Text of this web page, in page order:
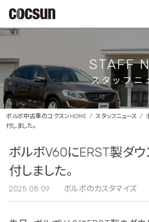
STAFF
スタッフニ
ボルボ中古車のコクスンHOME スタッフニュース
付しました。
ボルボV60にERST製ダウ
付しました。
2025.08.09 ボルボのカスタマイズ